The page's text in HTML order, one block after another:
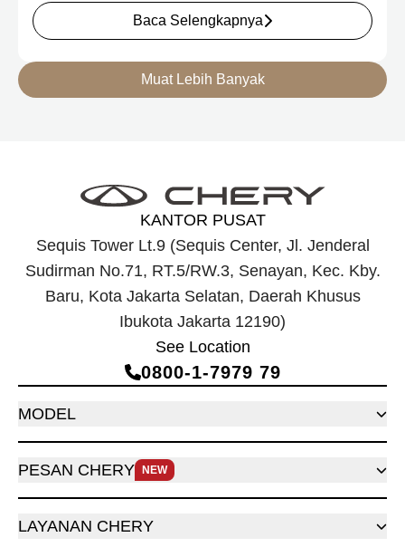
tersebut, Menteri Perindustrian meninjau dua produk
elektrifikasi terbaru Chery, yakni Chery Q, compact EV
berteknologi Range-Extended Electric Vehicle (REEV) yang
dirancang untuk mendukung perjalanan jarak jauh.
Baca Selengkapnya
Muat Lebih Banyak
KANTOR PUSAT
Sequis Tower Lt.9 (Sequis Center, Jl. Jenderal
Sudirman No.71, RT.5/RW.3, Senayan, Kec. Kby.
Baru, Kota Jakarta Selatan, Daerah Khusus
Ibukota Jakarta 12190)
See Location
0800‑1‑7979 79
MODEL
PESAN CHERY NEW
LAYANAN CHERY